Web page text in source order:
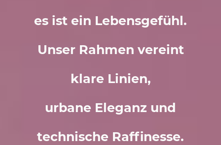
es ist ein Lebensgefühl.
Unser Rahmen vereint
klare Linien,
urbane Eleganz und
technische Raffinesse.